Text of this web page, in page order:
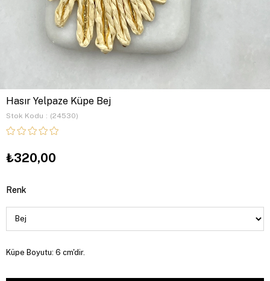
Hasır Yelpaze Küpe Bej
Stok Kodu (24530)
₺320,00
Renk
Küpe Boyutu: 6 cm'dir.